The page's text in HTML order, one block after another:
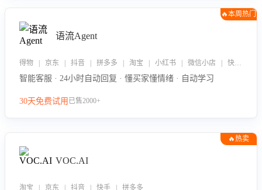
🔥本周热门
语流Agent
得物 | 京东 | 抖音 | 拼多多 | 淘宝 | 小红书 | 微信小店 | 快手 | 唯品会
智能客服 · 24小时自动回复 · 懂买家懂情绪 · 自动学习
30天免费试用 已售2000+
🔥热卖
VOC.AI
淘宝 | 京东 | 抖音 | 快手 | 拼多多